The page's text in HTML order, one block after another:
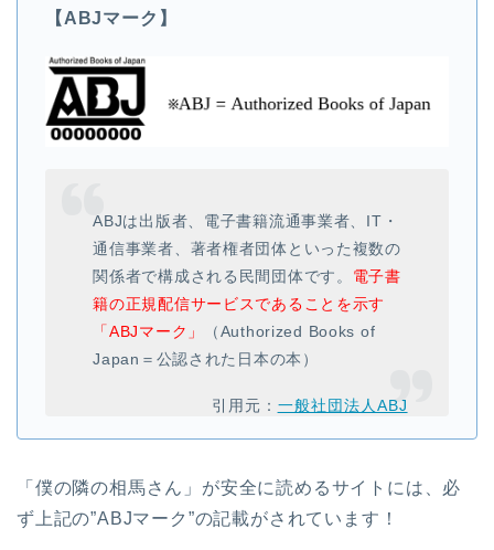
【ABJマーク】
ABJは出版者、電子書籍流通事業者、IT・
通信事業者、著者権者団体といった複数の
関係者で構成される民間団体です。 電子書
籍の正規配信サービスであることを示す
「ABJマーク」
（Authorized Books of
Japan＝公認された日本の本）
引用元： 一般社団法人ABJ
「僕の隣の相馬さん」が安全に読めるサイトには、必
ず上記の”ABJマーク”の記載がされています！